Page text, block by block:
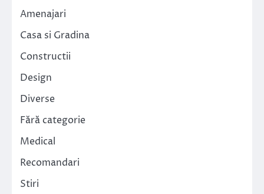
Amenajari
Casa si Gradina
Constructii
Design
Diverse
Fără categorie
Medical
Recomandari
Stiri